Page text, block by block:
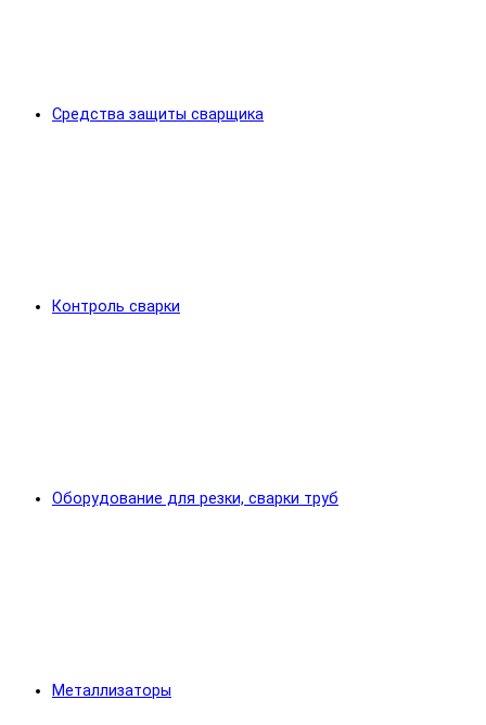
Средства защиты сварщика
Контроль сварки
Оборудование для резки, сварки труб
Металлизаторы